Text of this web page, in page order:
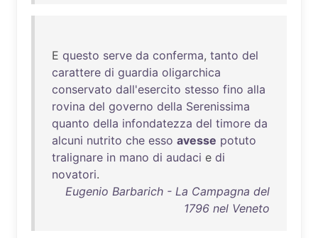
E questo serve da conferma, tanto del
carattere di guardia oligarchica
conservato dall'esercito stesso fino alla
rovina del governo della Serenissima
quanto della infondatezza del timore da
alcuni nutrito che esso avesse potuto
tralignare in mano di audaci e di
novatori.
Eugenio Barbarich - La Campagna del
1796 nel Veneto